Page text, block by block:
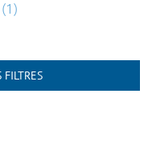
(1)
FILTRES